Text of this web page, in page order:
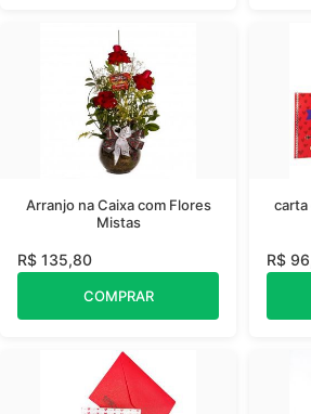
Arranjo na Caixa com Flores
Mistas
R$ 135,80
COMPRAR
carta
R$